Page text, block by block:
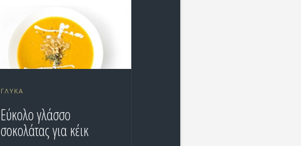
ΓΛΥΚΆ
Εύκολο γλάσσο
σοκολάτας για κέικ